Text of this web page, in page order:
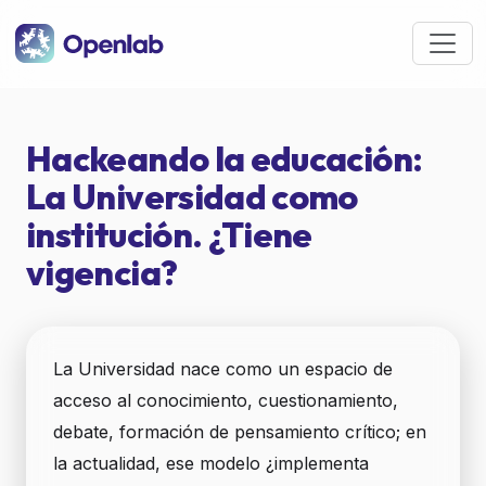
Hackeando la educación:
La Universidad como
institución. ¿Tiene
vigencia?
La Universidad nace como un espacio de
acceso al conocimiento, cuestionamiento,
debate, formación de pensamiento crítico; en
la actualidad, ese modelo ¿implementa